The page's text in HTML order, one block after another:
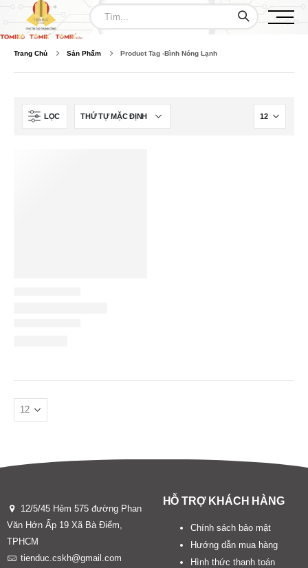
Trang Chủ Sản Phẩm Product Tag -Bình Nóng Lạnh
LỌC
12/5/45 Hẻm 575 đường Phan
Văn Hớn Ấp 19 Xã Bà Điểm,
TPHCM
tienduc.cskh@gmail.com
HỖ TRỢ KHÁCH HÀNG
Chính sách bảo mật
Hướng dẫn mua hàng
Hình thức thanh toán